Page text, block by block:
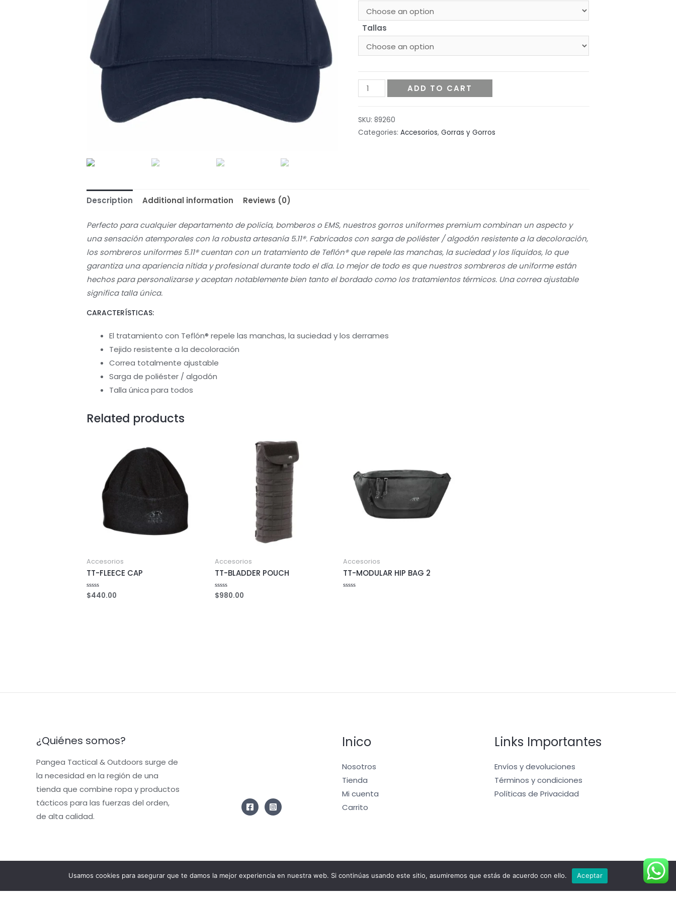
Tallas
5.11
GORRA
89260
ADD TO CART
SKU: 89260
Categories: Accesorios, Gorras y Gorros
Description Additional information Reviews (0)
Perfecto para cualquier departamento de policía, bomberos o EMS, nuestros gorros uniformes premium combinan un aspecto y
una sensación atemporales con la robusta artesanía 5.11®. Fabricados con sarga de poliéster / algodón resistente a la decoloración,
los sombreros uniformes 5.11® cuentan con un tratamiento de Teflón® que repele las manchas, la suciedad y los líquidos, lo que
garantiza una apariencia nítida y profesional durante todo el día. Lo mejor de todo es que nuestros sombreros de uniforme están
hechos para personalizarse y aceptan notablemente bien tanto el bordado como los tratamientos térmicos. Una correa ajustable
significa talla única.
CARACTERÍSTICAS:
El tratamiento con Teflón® repele las manchas, la suciedad y los derrames
Tejido resistente a la decoloración
Correa totalmente ajustable
Sarga de poliéster / algodón
Talla única para todos
Related products
Accesorios
TT-FLEECE CAP
Rated
0
$440.00
Accesorios
TT-BLADDER POUCH
Rated
0
$980.00
Accesorios
TT-MODULAR HIP BAG 2
¿Quiénes somos?
Pangea Tactical & Outdoors surge de
la necesidad en la región de una
tienda que combine ropa y productos
tácticos para las fuerzas del orden,
de alta calidad.
Inico
Nosotros
Tienda
Mi cuenta
Carrito
Links Importantes
Envíos y devoluciones
Términos y condiciones
Políticas de Privacidad
Copyright © 2026 pangeatacticalandoutdoorsweb Powered by pangeatacticalandoutdoorsweb
Usamos cookies para asegurar que te damos la mejor experiencia en nuestra web. Si continúas usando este sitio, asumiremos que estás de acuerdo con ello. Aceptar